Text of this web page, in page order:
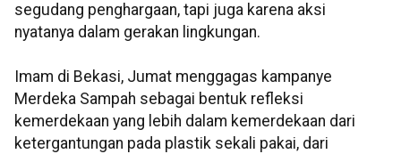
segudang penghargaan, tapi juga karena aksi
nyatanya dalam gerakan lingkungan.
Imam di Bekasi, Jumat menggagas kampanye
Merdeka Sampah sebagai bentuk refleksi
kemerdekaan yang lebih dalam kemerdekaan dari
ketergantungan pada plastik sekali pakai, dari